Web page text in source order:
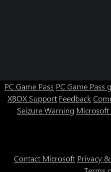
PC Game Pass PC Game Pass
XBOX Support Feedback
Seizure Warning Microsoft
Contact Microsoft Privacy